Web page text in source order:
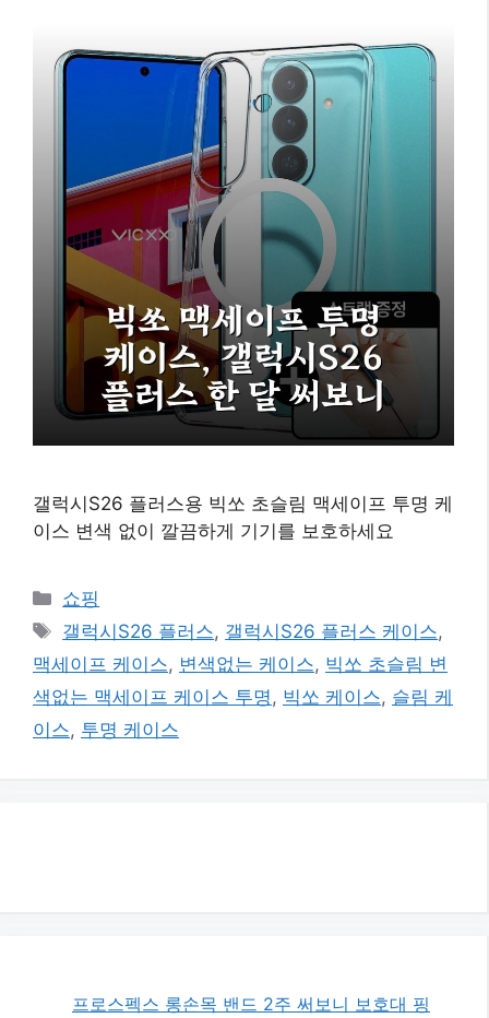
갤럭시S26 플러스용 빅쏘 초슬림 맥세이프 투명 케
이스 변색 없이 깔끔하게 기기를 보호하세요
카
테
리
쇼핑
태
그
갤럭시S26 플러스, 갤럭시S26 플러스 케이스,
맥세이프 케이스, 변색없는 케이스, 빅쏘 초슬림 변
색없는 맥세이프 케이스 투명 , 빅쏘 케이스, 슬림 케
이스, 투명 케이스
프로스펙스 롱손목 밴드 2주 써보니 보호대 핑